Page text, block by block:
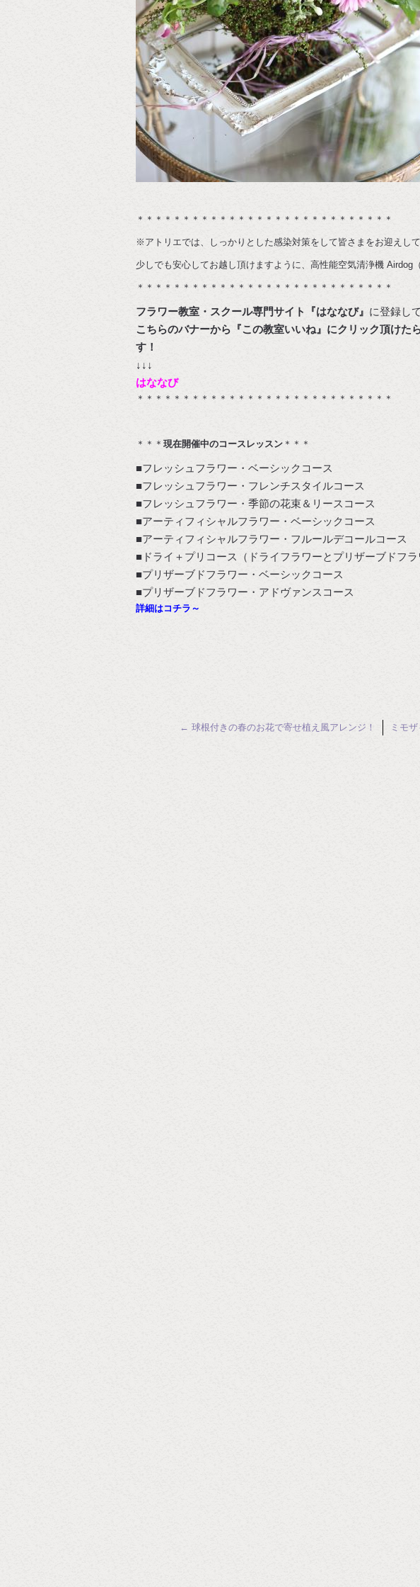
＊＊＊＊＊＊＊＊＊＊＊＊＊＊＊＊＊＊＊＊＊＊＊＊＊＊＊＊
※アトリエでは、しっかりとした感染対策をして皆さまをお迎えして
少しでも安心してお越し頂けますように、高性能空気清浄機 Airdog
＊＊＊＊＊＊＊＊＊＊＊＊＊＊＊＊＊＊＊＊＊＊＊＊＊＊＊＊
フラワー教室・スクール専門サイト『はななび』 に登録し
こちらのバナーから『この教室いいね』にクリック頂けた
↓↓↓
はななび
＊＊＊＊＊＊＊＊＊＊＊＊＊＊＊＊＊＊＊＊＊＊＊＊＊＊＊＊
＊＊＊ 現在開催中のコースレッスン ＊＊＊
■フレッシュフラワー・ベーシックコース
■フレッシュフラワー・フレンチスタイルコース
■フレッシュフラワー・季節の花束＆リースコース
■アーティフィシャルフラワー・ベーシックコース
■アーティフィシャルフラワー・フルールデコールコース
■ドライ＋プリコース（ドライフラワーとプリザーブドフラ
■プリザーブドフラワー・ベーシックコース
■プリザーブドフラワー・アドヴァンスコース
詳細はコチラ～
← 球根付きの春のお花で寄せ植え風アレンジ！ ミモ